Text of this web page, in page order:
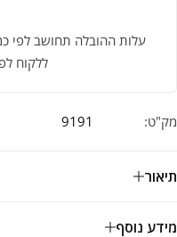
עלות ההובלה תחושב לפי
ללקוח
מק"ט: 9191
תיאור
מידע נוסף